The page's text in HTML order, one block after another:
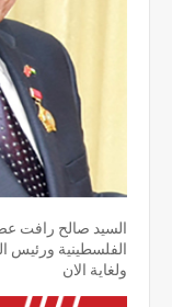
السيد صالح رافت
ولغاية الان